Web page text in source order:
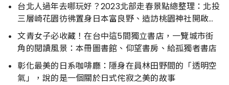
台北人過年去哪玩好？2023北部走春景點總整理：北投
三層崎花園彷彿置身日本富良野、造訪桃園神社開啟一
年好運
文青女子必收藏！在台中這5間獨立書店，一覽城市街
角的閱讀風景：本冊圖書館、仰望書房、給孤獨者書店
彰化最美的日系咖啡廳：隱身在員林田野間的「透明空
氣」，說的是一個關於日式侘寂之美的故事